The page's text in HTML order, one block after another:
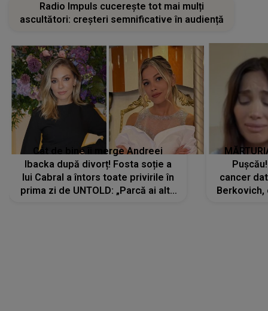
Radio Impuls cucerește tot mai mulți
ascultători: creșteri semnificative în audiență
Cât de bine îi merge Andreei
Ibacka după divorț! Fosta soție a
lui Cabral a întors toate privirile în
prima zi de UNTOLD: „Parcă ai altă
cancer